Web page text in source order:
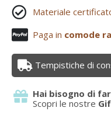
Materiale
Paga in comode
Tempistiche di
Hai bisogno di
Scopri le nostre